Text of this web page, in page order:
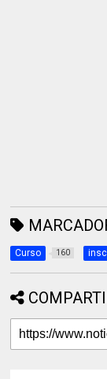
Curso 160